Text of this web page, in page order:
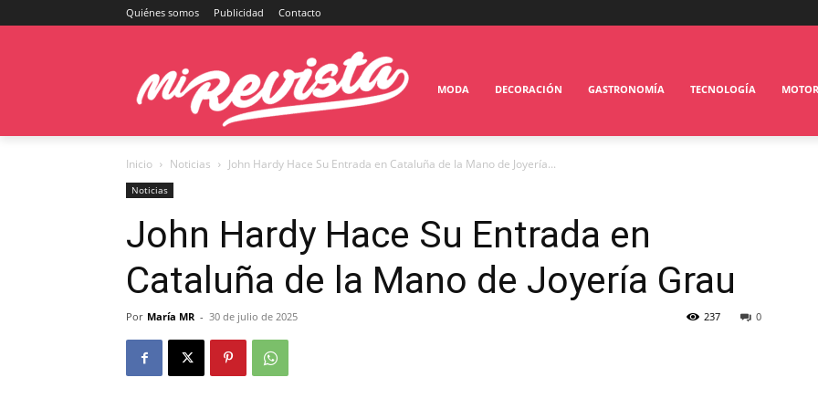
Quiénes somos Publicidad Contacto
MODA DECORACIÓN GASTRONOMÍA TECNOLOGÍA MOTOR
Inicio Noticias John Hardy Hace Su Entrada en Cataluña de la Mano de Joyería...
Noticias
John Hardy Hace Su Entrada en
Cataluña de la Mano de Joyería Grau
Por María MR - 30 de julio de 2025 0
237